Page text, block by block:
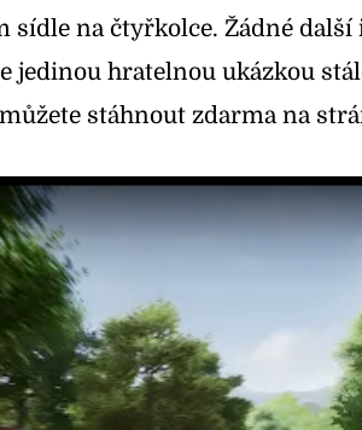
sídle na čtyřkolce. Žádné
jedinou hratelnou ukázkou
stáhnout zdarma na